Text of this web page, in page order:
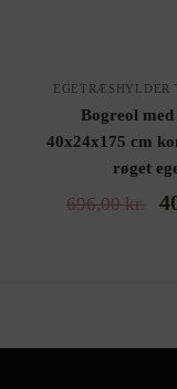
EGETRÆSHYLDER
Bogreol
40x24x175 cm
røget
696,00kr.